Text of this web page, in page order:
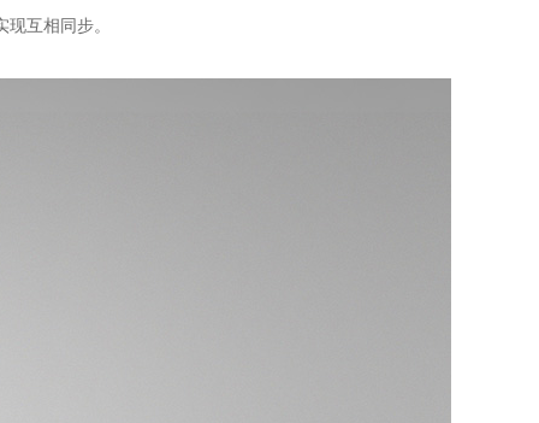
互相同步。